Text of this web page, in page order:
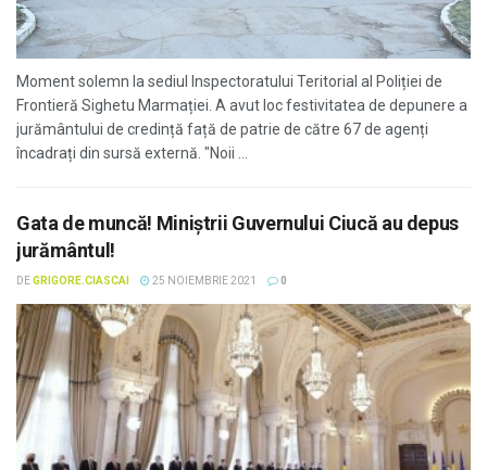
Moment solemn la sediul Inspectoratului Teritorial al Poliției de
Frontieră Sighetu Marmației. A avut loc festivitatea de depunere a
jurământului de credință față de patrie de către 67 de agenți
încadrați din sursă externă. "Noii ...
Gata de muncă! Miniștrii Guvernului Ciucă au depus
jurământul!
DEGRIGORE.CIASCAI 25 NOIEMBRIE 2021 0